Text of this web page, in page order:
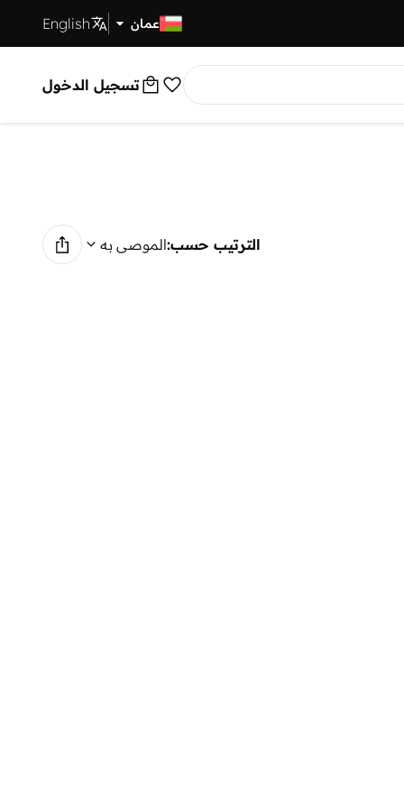
عمان English
تسجيل الدخول
الترتيب حسب:الموصى به